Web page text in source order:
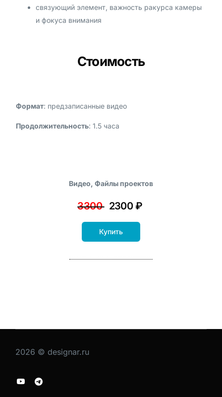
связующий элемент, важность ракурса камеры
и фокуса внимания
Стоимость
Формат: предзаписанные видео
Продолжительность: 1.5 часа
Видео, Файлы проектов
3300 2300 ₽
Купить
2026 © designar.ru